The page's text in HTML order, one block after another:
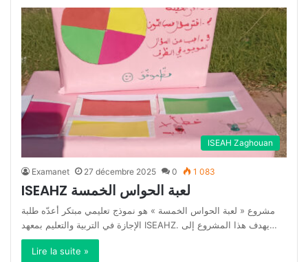
ISEAH Zaghouan
Examanet 27 décembre 2025 0 1 083
ISEAHZ لعبة الحواس الخمسة
مشروع « لعبة الحواس الخمسة » هو نموذج تعليمي مبتكر أعدّه طلبة
الإجازة في التربية والتعليم بمعهد ISEAHZ. يهدف هذا المشروع إلى…
Lire la suite »